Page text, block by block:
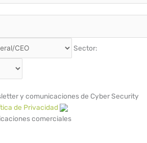
Sector:
y comunicaciones de Cyber Security
de Privacidad
comerciales